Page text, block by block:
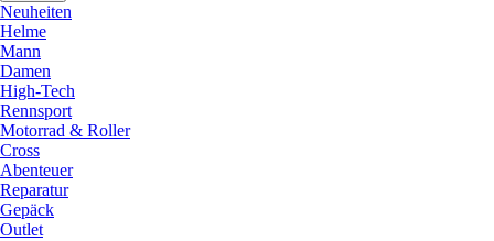
Neuheiten
Helme
Mann
Damen
High-Tech
Rennsport
Motorrad & Roller
Cross
Abenteuer
Reparatur
Gepäck
Outlet